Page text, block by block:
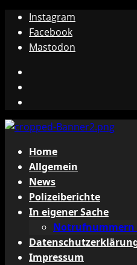
Zum
Inhalt
springen
Instagram
Facebook
Mastodon
Primäres
Menü
Home
Allgemein
News
Polizeiberichte
In eigener Sache
Notrufnummern
Impressum